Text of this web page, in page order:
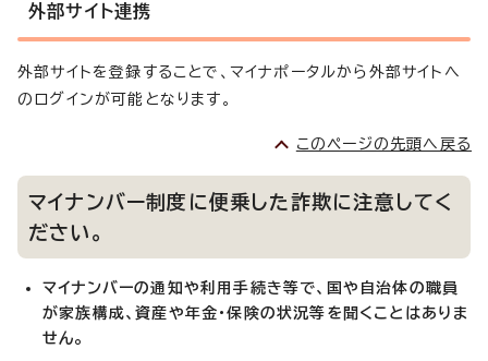
外部サイト連携
外部サイトを登録することで、マイナポータルから外部サイトへ
のログインが可能となります。
このページの先頭へ戻る
マイナンバー制度に便乗した詐欺に注意してく
ださい。
マイナンバーの通知や利用手続き等で、国や自治体の職員
が家族構成、資産や年金・保険の状況等を聞くことはありま
せん。